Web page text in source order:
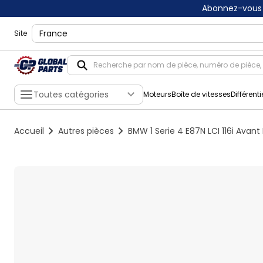
Abonnez-
Site shippingLocation
Toutes catégories MoteursBoîte de vitesses
Accueil Autres pièces BMW 1 Serie 4 E87N LCI 116i